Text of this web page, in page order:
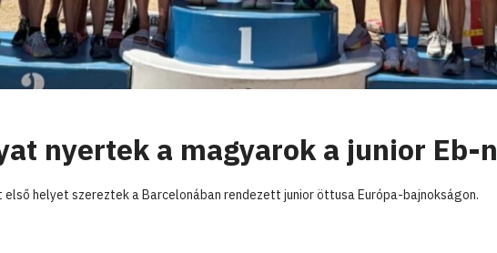
nyertek a magyarok a junior Eb-n
helyet szereztek a Barcelonában rendezett junior öttusa Európa-bajnokságon.